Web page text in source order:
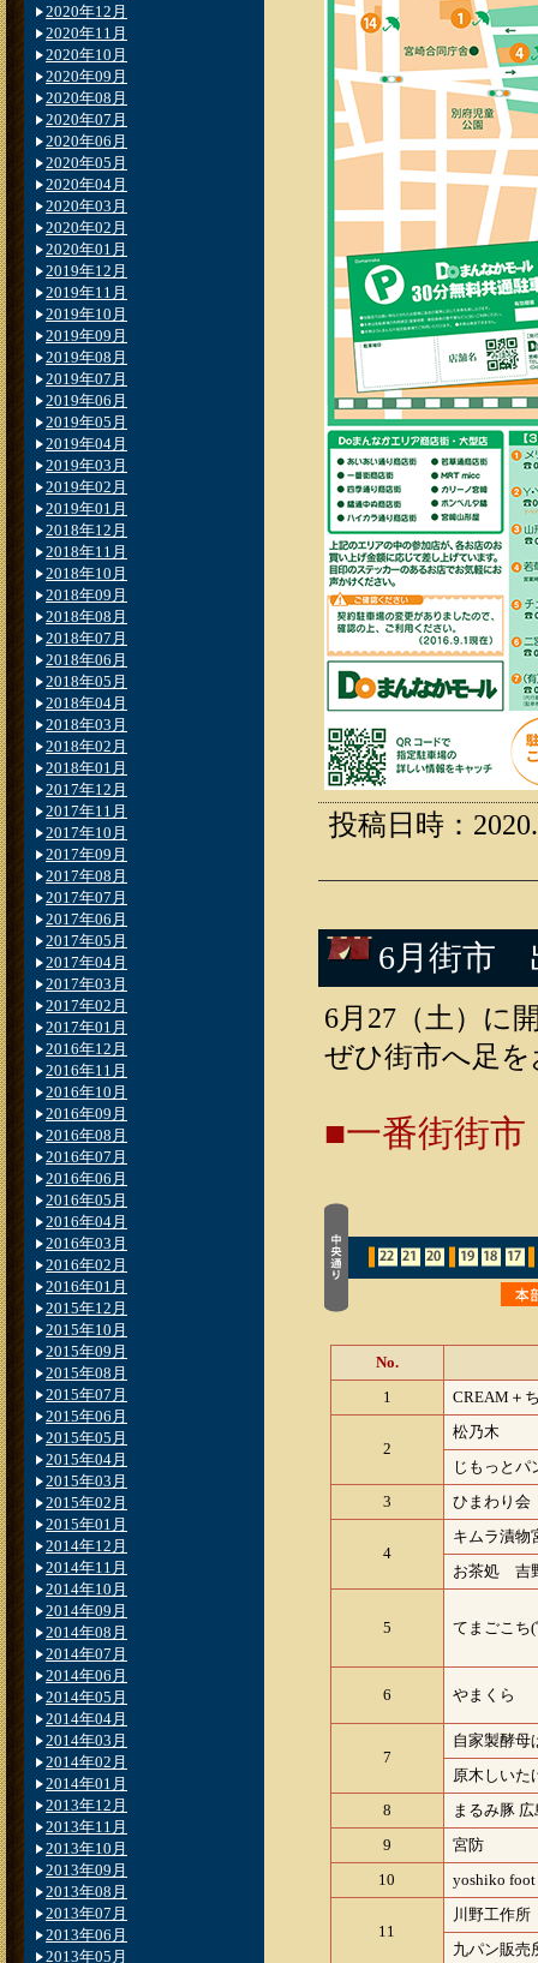
投稿日時：
6月街市
6月27（土）に
ぜひ街市へ足
■一番街街市
No.
1
CREAM＋
2
松乃木
じもっと
3
ひまわり会
4
キムラ漬物
お茶処 吉
5 てまごこち
6 やまくら
7
自家製酵
原木しい
8
まるみ豚
9
宮防
10
yoshiko foot
11
川野工作所
九パン販売
2020年12月
2020年11月
2020年10月
2020年09月
2020年08月
2020年07月
2020年06月
2020年05月
2020年04月
2020年03月
2020年02月
2020年01月
2019年12月
2019年11月
2019年10月
2019年09月
2019年08月
2019年07月
2019年06月
2019年05月
2019年04月
2019年03月
2019年02月
2019年01月
2018年12月
2018年11月
2018年10月
2018年09月
2018年08月
2018年07月
2018年06月
2018年05月
2018年04月
2018年03月
2018年02月
2018年01月
2017年12月
2017年11月
2017年10月
2017年09月
2017年08月
2017年07月
2017年06月
2017年05月
2017年04月
2017年03月
2017年02月
2017年01月
2016年12月
2016年11月
2016年10月
2016年09月
2016年08月
2016年07月
2016年06月
2016年05月
2016年04月
2016年03月
2016年02月
2016年01月
2015年12月
2015年10月
2015年09月
2015年08月
2015年07月
2015年06月
2015年05月
2015年04月
2015年03月
2015年02月
2015年01月
2014年12月
2014年11月
2014年10月
2014年09月
2014年08月
2014年07月
2014年06月
2014年05月
2014年04月
2014年03月
2014年02月
2014年01月
2013年12月
2013年11月
2013年10月
2013年09月
2013年08月
2013年07月
2013年06月
2013年05月